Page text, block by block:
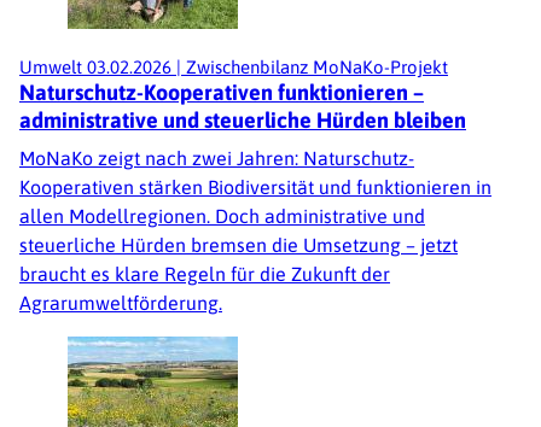
Umwelt 03.02.2026 | Zwischenbilanz MoNaKo-Projekt
Naturschutz-Kooperativen funktionieren –
administrative und steuerliche Hürden bleiben
MoNaKo zeigt nach zwei Jahren: Naturschutz-
Kooperativen stärken Biodiversität und funktionieren in
allen Modellregionen. Doch administrative und
steuerliche Hürden bremsen die Umsetzung – jetzt
braucht es klare Regeln für die Zukunft der
Agrarumweltförderung.